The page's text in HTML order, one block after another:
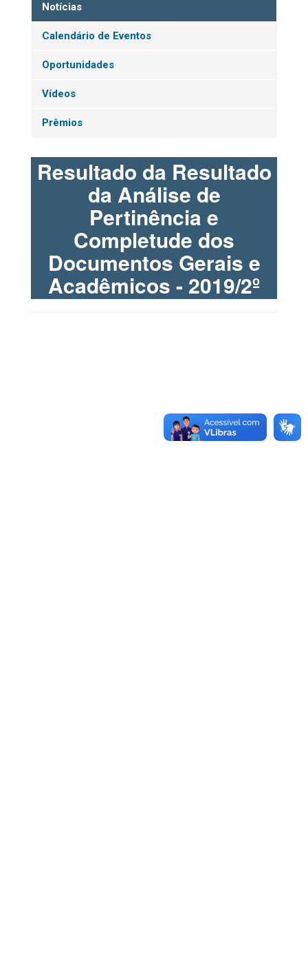
Notícias
Calendário de Eventos
Oportunidades
Vídeos
Prêmios
Resultado da Resultado
da Análise de
Pertinência e
Completude dos
Documentos Gerais e
Acadêmicos - 2019/2º